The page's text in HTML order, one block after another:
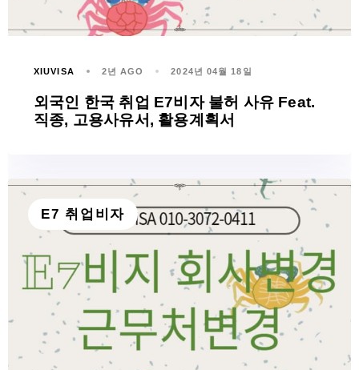
XIUVISA 2년 AGO 2024년 04월 18일
외국인 한국 취업 E7비자 불허 사유 Feat.
직종, 고용사유서, 활용계획서
E7 취업비자